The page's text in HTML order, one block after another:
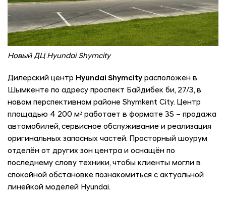
Новый ДЦ Hyundai Shymcity
Дилерский центр Hyundai Shymcity расположен в
Шымкенте по адресу проспект Байдибек би, 27/3, в
новом перспективном районе Shymkent City. Центр
площадью 4 200 м² работает в формате 3S – продажа
автомобилей, сервисное обслуживание и реализация
оригинальных запасных частей. Просторный шоурум
отделён от других зон центра и оснащён по
последнему слову техники, чтобы клиенты могли в
спокойной обстановке познакомиться с актуальной
линейкой моделей Hyundai.